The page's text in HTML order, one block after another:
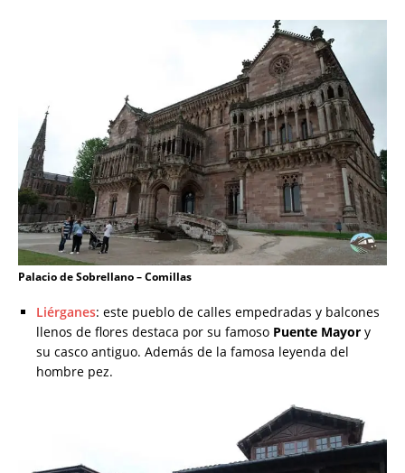
Palacio de Sobrellano – Comillas
Liérganes: este pueblo de calles empedradas y balcones
llenos de flores destaca por su famoso Puente Mayor y
su casco antiguo. Además de la famosa leyenda del
hombre pez.